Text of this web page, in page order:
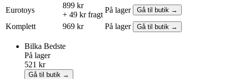
Eurotoys
899 kr
+ 49 kr fragt
På lager Gå til butik →
Komplett 969 kr På lager Gå til butik →
Bilka Bedste
På lager
521 kr
Gå til butik →